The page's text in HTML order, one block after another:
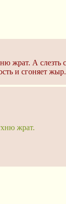
жрат. А слезть
и сгоняет
жрат.